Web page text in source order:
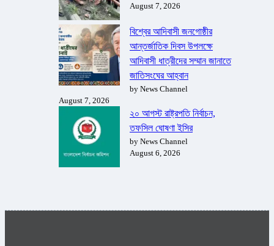
August 7, 2026
বিশ্বের আদিবাসী জনগোষ্ঠীর
আন্তর্জাতিক দিবস উপলক্ষে
আদিবাসী ধাত্রীদের সম্মান জানাতে
জাতিসংঘের আহ্বান
by News Channel
August 7, 2026
২০ আগস্ট রাষ্ট্রপতি নির্বাচন,
তফসিল ঘোষণা ইসির
by News Channel
August 6, 2026